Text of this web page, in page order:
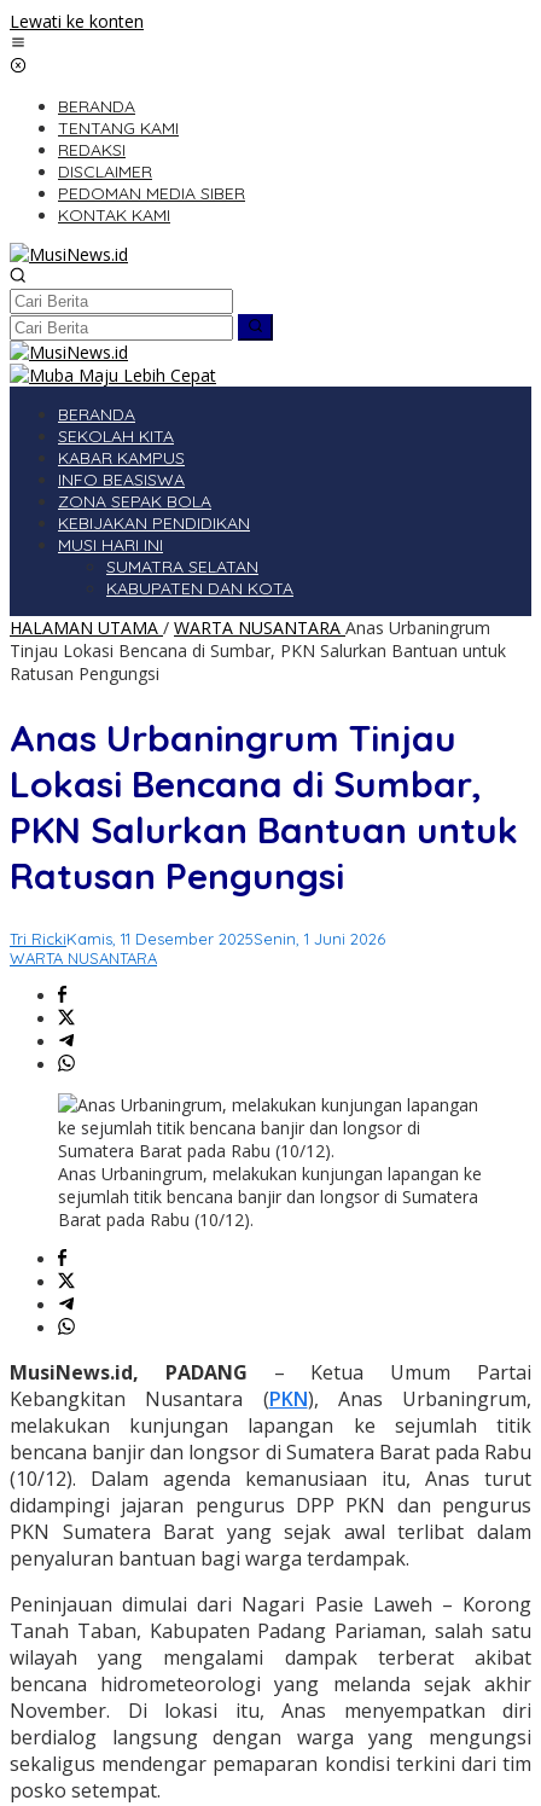
Lewati ke konten
BERANDA
TENTANG KAMI
REDAKSI
DISCLAIMER
PEDOMAN MEDIA SIBER
KONTAK KAMI
BERANDA
SEKOLAH KITA
KABAR KAMPUS
INFO BEASISWA
ZONA SEPAK BOLA
KEBIJAKAN PENDIDIKAN
MUSI HARI INI
SUMATRA SELATAN
KABUPATEN DAN KOTA
HALAMAN UTAMA / WARTA NUSANTARA Anas Urbaningrum
Tinjau Lokasi Bencana di Sumbar, PKN Salurkan Bantuan untuk
Ratusan Pengungsi
Anas Urbaningrum Tinjau
Lokasi Bencana di Sumbar,
PKN Salurkan Bantuan untuk
Ratusan Pengungsi
Tri RickiKamis, 11 Desember 2025Senin, 1 Juni 2026
WARTA NUSANTARA
Anas Urbaningrum, melakukan kunjungan lapangan ke
sejumlah titik bencana banjir dan longsor di Sumatera
Barat pada Rabu (10/12).
MusiNews.id, PADANG – Ketua Umum Partai
Kebangkitan Nusantara (PKN), Anas Urbaningrum,
melakukan kunjungan lapangan ke sejumlah titik
bencana banjir dan longsor di Sumatera Barat pada Rabu
(10/12). Dalam agenda kemanusiaan itu, Anas turut
didampingi jajaran pengurus DPP PKN dan pengurus
PKN Sumatera Barat yang sejak awal terlibat dalam
penyaluran bantuan bagi warga terdampak.
Peninjauan dimulai dari Nagari Pasie Laweh – Korong
Tanah Taban, Kabupaten Padang Pariaman, salah satu
wilayah yang mengalami dampak terberat akibat
bencana hidrometeorologi yang melanda sejak akhir
November. Di lokasi itu, Anas menyempatkan diri
berdialog langsung dengan warga yang mengungsi
sekaligus mendengar pemaparan kondisi terkini dari tim
posko setempat.